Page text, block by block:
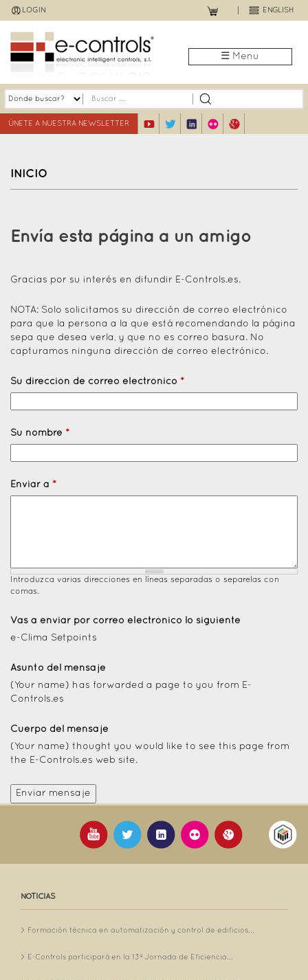
Jump
to
navigation
LOGIN ENGLISH
☰ Menu
ÚNETE A NUESTRA NEWSLETTER
INICIO
top
Envía esta página a un amigo
Gracias por su interés en difundir E-Controls.es.
NOTA: Solo solicitamos su dirección de correo electrónico
para que la persona a la que está recomendando la página
sepa que desea verla, y que no es correo basura. No
capturamos ninguna dirección de correo electrónico.
Su dirección de correo electrónico *
Su nombre *
Enviar a *
Introduzca varias direcciones en líneas separadas o separelas con
comas.
Vas a enviar por correo electrónico lo siguiente
e-Clima Setpoints
Asunto del mensaje
(Your name) has forwarded a page to you from E-
Controls.es
Cuerpo del mensaje
(Your name) thought you would like to see this page from
the E-Controls.es web site.
NOTICIAS
Formación técnica en automatización y control de edificios...
E-Controls participará en la 13ª Jornada de Eficiencia...